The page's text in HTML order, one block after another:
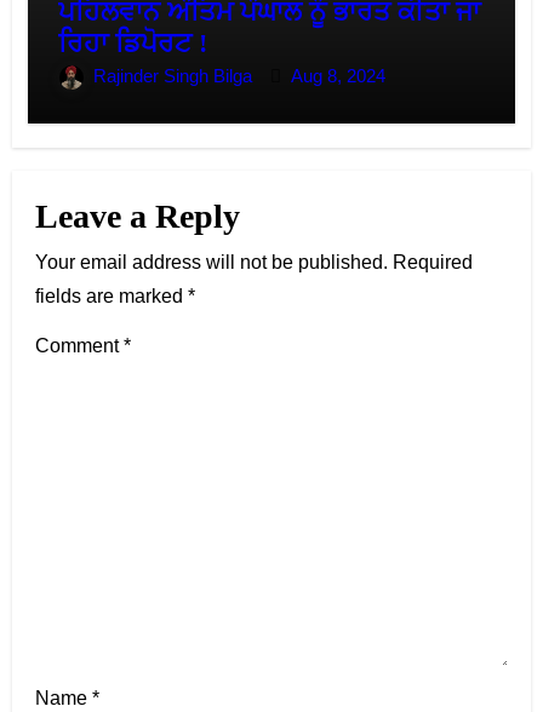
ਪਹਿਲਵਾਨ ਅੰਤਿਮ ਪੰਘਾਲ ਨੂੰ ਭਾਰਤ ਕੀਤਾ ਜਾ
ਰਿਹਾ ਡਿਪੋਰਟ !
Rajinder Singh Bilga Aug 8, 2024
Leave a Reply
Your email address will not be published. Required
fields are marked*
Comment*
Name*